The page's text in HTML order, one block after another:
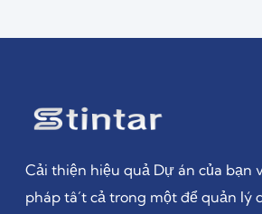
Cải thiện hiệu quả Dự án của bạn
pháp tất cả trong một để quản lý